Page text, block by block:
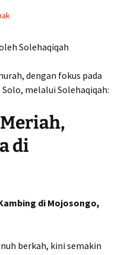
Solehaqiqah
dengan fokus pada
melalui Solehaqiqah:
di
di Mojosongo,
berkah, kini semakin